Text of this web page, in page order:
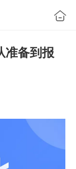
准备到报